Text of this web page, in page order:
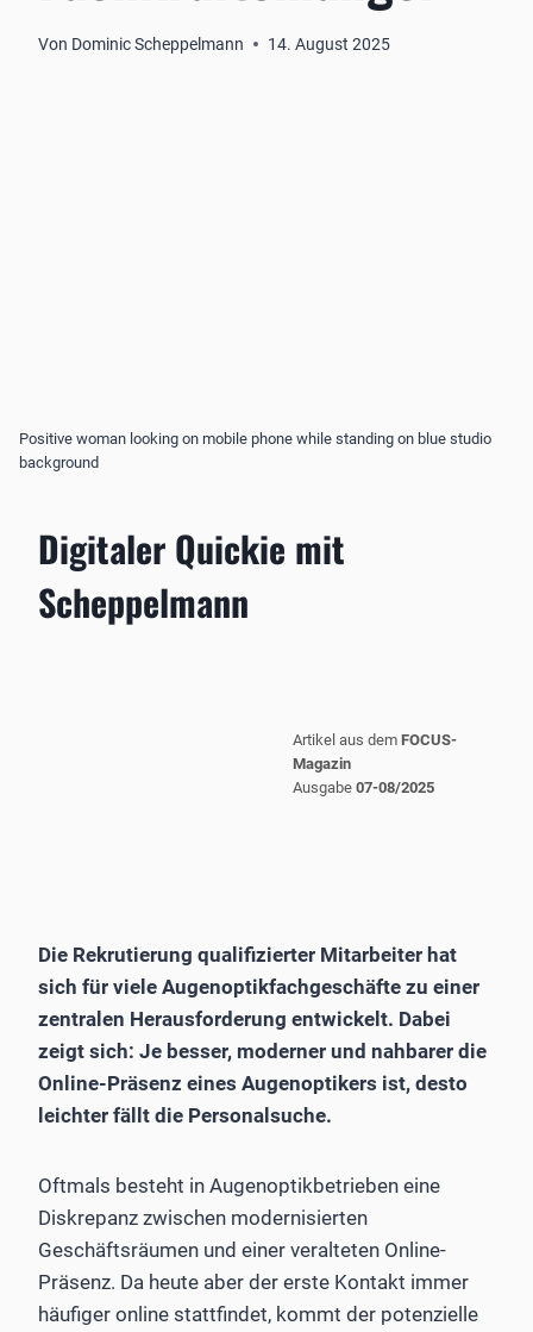
Von Dominic Scheppelmann 14. August 2025
Positive woman looking on mobile phone while standing on blue studio
background
Digitaler Quickie mit
Scheppelmann
Artikel aus dem FOCUS-
Magazin
Ausgabe 07-08/2025
Die Rekrutierung qualifizierter Mitarbeiter hat
sich für viele Augenoptikfachgeschäfte zu einer
zentralen Herausforderung entwickelt. Dabei
zeigt sich: Je besser, moderner und nahbarer die
Online-Präsenz eines Augenoptikers ist, desto
leichter fällt die Personalsuche.
Oftmals besteht in Augenoptikbetrieben eine
Diskrepanz zwischen modernisierten
Geschäftsräumen und einer veralteten Online-
Präsenz. Da heute aber der erste Kontakt immer
häufiger online stattfindet, kommt der potenzielle